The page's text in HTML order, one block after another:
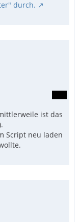
durch.
ist das
Script neu laden